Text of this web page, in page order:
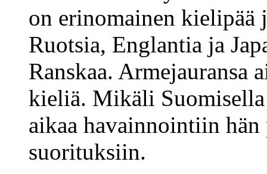
on erinomainen kielipää
Ruotsia, Englantia ja
Ranskaa. Armejauransa
kieliä. Mikäli
aikaa havainnointiin
suorituksiin.